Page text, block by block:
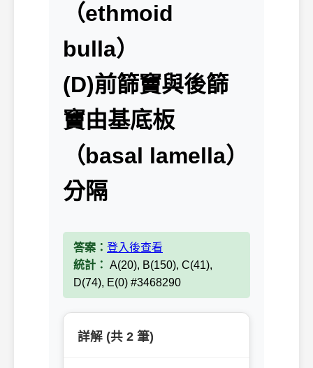
（ethmoid
bulla）
(D)前篩竇與後篩
竇由基底板
（basal lamella）
分隔
答案： 登入後查看
統計： A(20), B(150), C(41),
D(74), E(0) #3468290
詳解 (共 2 筆)